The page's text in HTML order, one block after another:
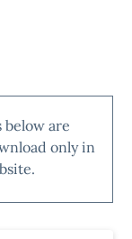
below are
only in